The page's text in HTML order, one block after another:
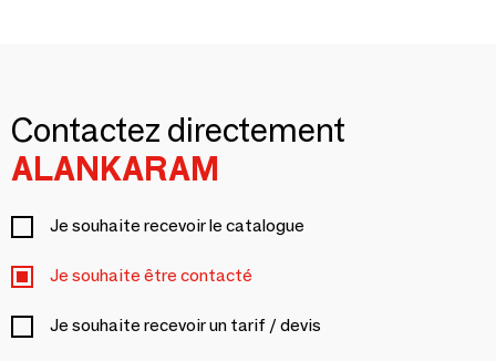
Contactez directement
ALANKARAM
Je souhaite recevoir le catalogue
Je souhaite être contacté
Je souhaite recevoir un tarif / devis